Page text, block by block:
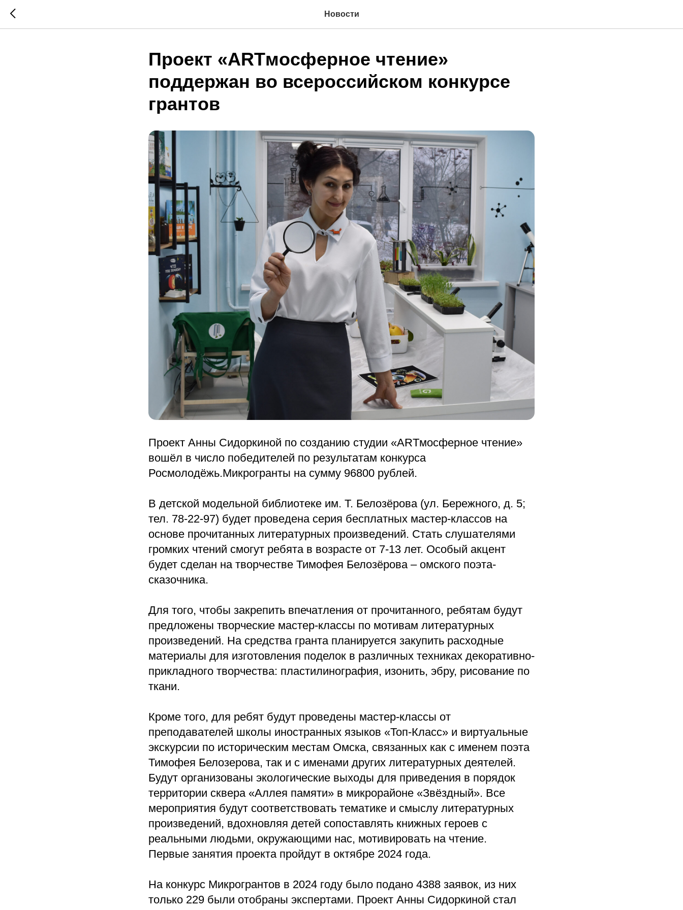
Новости
Проект «ARTмосферное чтение»
поддержан во всероссийском конкурсе
грантов
Проект Анны Сидоркиной по созданию студии «ARTмосферное чтение»
вошёл в число победителей по результатам конкурса
Росмолодёжь.Микрогранты на сумму 96800 рублей.
В детской модельной библиотеке им. Т. Белозёрова (ул. Бережного, д. 5;
тел. 78-22-97) будет проведена серия бесплатных мастер-классов на
основе прочитанных литературных произведений. Стать слушателями
громких чтений смогут ребята в возрасте от 7-13 лет. Особый акцент
будет сделан на творчестве Тимофея Белозёрова – омского поэта-
сказочника.
Для того, чтобы закрепить впечатления от прочитанного, ребятам будут
предложены творческие мастер-классы по мотивам литературных
произведений. На средства гранта планируется закупить расходные
материалы для изготовления поделок в различных техниках декоративно-
прикладного творчества: пластилинография, изонить, эбру, рисование по
ткани.
Кроме того, для ребят будут проведены мастер-классы от
преподавателей школы иностранных языков «Топ-Класс» и виртуальные
экскурсии по историческим местам Омска, связанных как с именем поэта
Тимофея Белозерова, так и с именами других литературных деятелей.
Будут организованы экологические выходы для приведения в порядок
территории сквера «Аллея памяти» в микрорайоне «Звёздный». Все
мероприятия будут соответствовать тематике и смыслу литературных
произведений, вдохновляя детей сопоставлять книжных героев с
реальными людьми, окружающими нас, мотивировать на чтение.
Первые занятия проекта пройдут в октябре 2024 года.
На конкурс Микрогрантов в 2024 году было подано 4388 заявок, из них
только 229 были отобраны экспертами. Проект Анны Сидоркиной стал